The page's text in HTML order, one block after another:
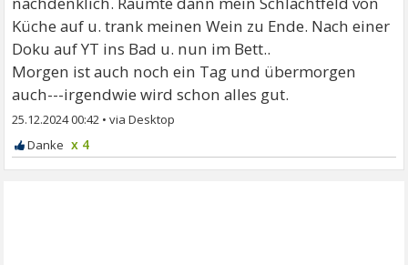
Küche auf u. trank meinen Wein zu Ende. Nach einer
Doku auf YT ins Bad u. nun im Bett..
Morgen ist auch noch ein Tag und übermorgen
auch---irgendwie wird schon alles gut.
25.12.2024 00:42 •
x 4